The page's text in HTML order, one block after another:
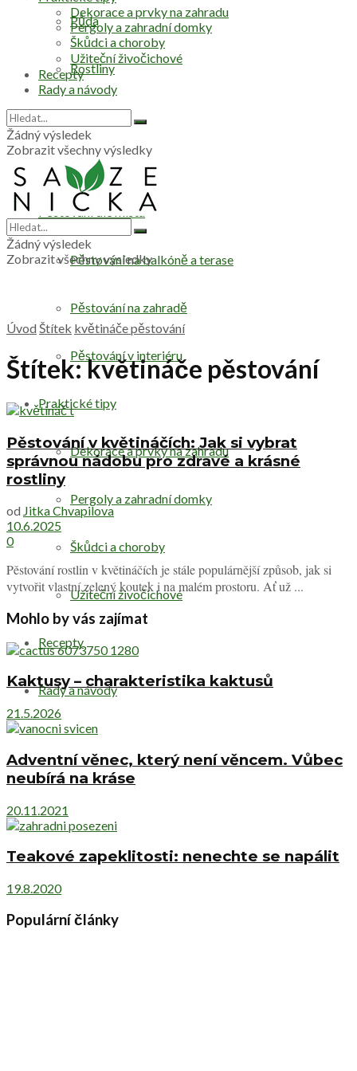
Půda
Rostliny
Zelenina
Pěstování dle místa
Pěstování na balkóně a terase
Pěstování na zahradě
Pěstování v interiéru
Praktické tipy
Dekorace a prvky na zahradu
Pergoly a zahradní domky
Škůdci a choroby
Užiteční živočichové
Recepty
Rady a návody
Dekorace a prvky na zahradu
Pergoly a zahradní domky
Škůdci a choroby
Užiteční živočichové
Recepty
Rady a návody
Žádný výsledek
Zobrazit všechny výsledky
Žádný výsledek
Zobrazit všechny výsledky
Úvod Štítek květináče pěstování
Štítek:květináče pěstování
Pěstování v květináčích: Jak si vybrat
správnou nádobu pro zdravé a krásné
rostliny
od Jitka Chvapilova
10.6.2025
0
Pěstování rostlin v květináčích je stále populárnější způsob, jak si
vytvořit vlastní zelený koutek i na malém prostoru. Ať už ...
Mohlo by vás zajímat
Kaktusy – charakteristika kaktusů
21.5.2026
Adventní věnec, který není věncem. Vůbec
neubírá na kráse
20.11.2021
Teakové zapeklitosti: nenechte se napálit
19.8.2020
Populární články